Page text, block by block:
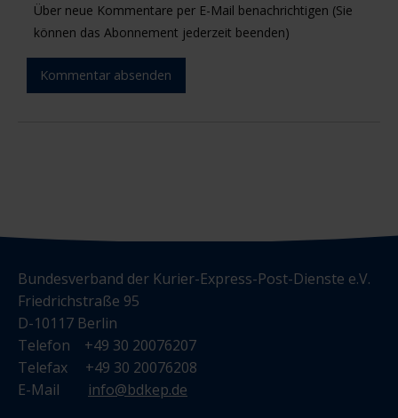
Über neue Kommentare per E-Mail benachrichtigen (Sie
können das Abonnement jederzeit beenden)
Kommentar absenden
Bundesverband der Kurier-Express-Post-Dienste e.V.
Friedrichstraße 95
D-10117 Berlin
Telefon +49 30 20076207
Telefax +49 30 20076208
E-Mail info@bdkep.de